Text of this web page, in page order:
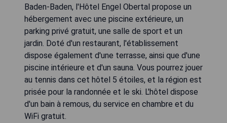
Baden-Baden, l'Hôtel Engel Obertal propose un
hébergement avec une piscine extérieure, un
parking privé gratuit, une salle de sport et un
jardin. Doté d'un restaurant, l'établissement
dispose également d'une terrasse, ainsi que d'une
piscine intérieure et d'un sauna. Vous pourrez jouer
au tennis dans cet hôtel 5 étoiles, et la région est
prisée pour la randonnée et le ski. L'hôtel dispose
d'un bain à remous, du service en chambre et du
WiFi gratuit.